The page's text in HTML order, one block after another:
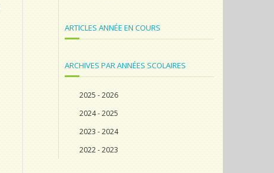
ARTICLES ANNÉE EN COURS
ARCHIVES PAR ANNÉES SCOLAIRES
2025 - 2026
2024 - 2025
2023 - 2024
2022 - 2023